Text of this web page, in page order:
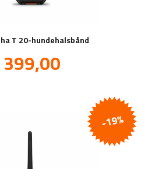
T 20-hundehalsbånd
mva.
-19%